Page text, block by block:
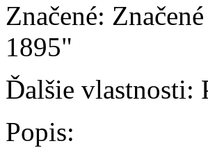
Značené:
1895"
Ďalšie vlastnosti:
Popis: